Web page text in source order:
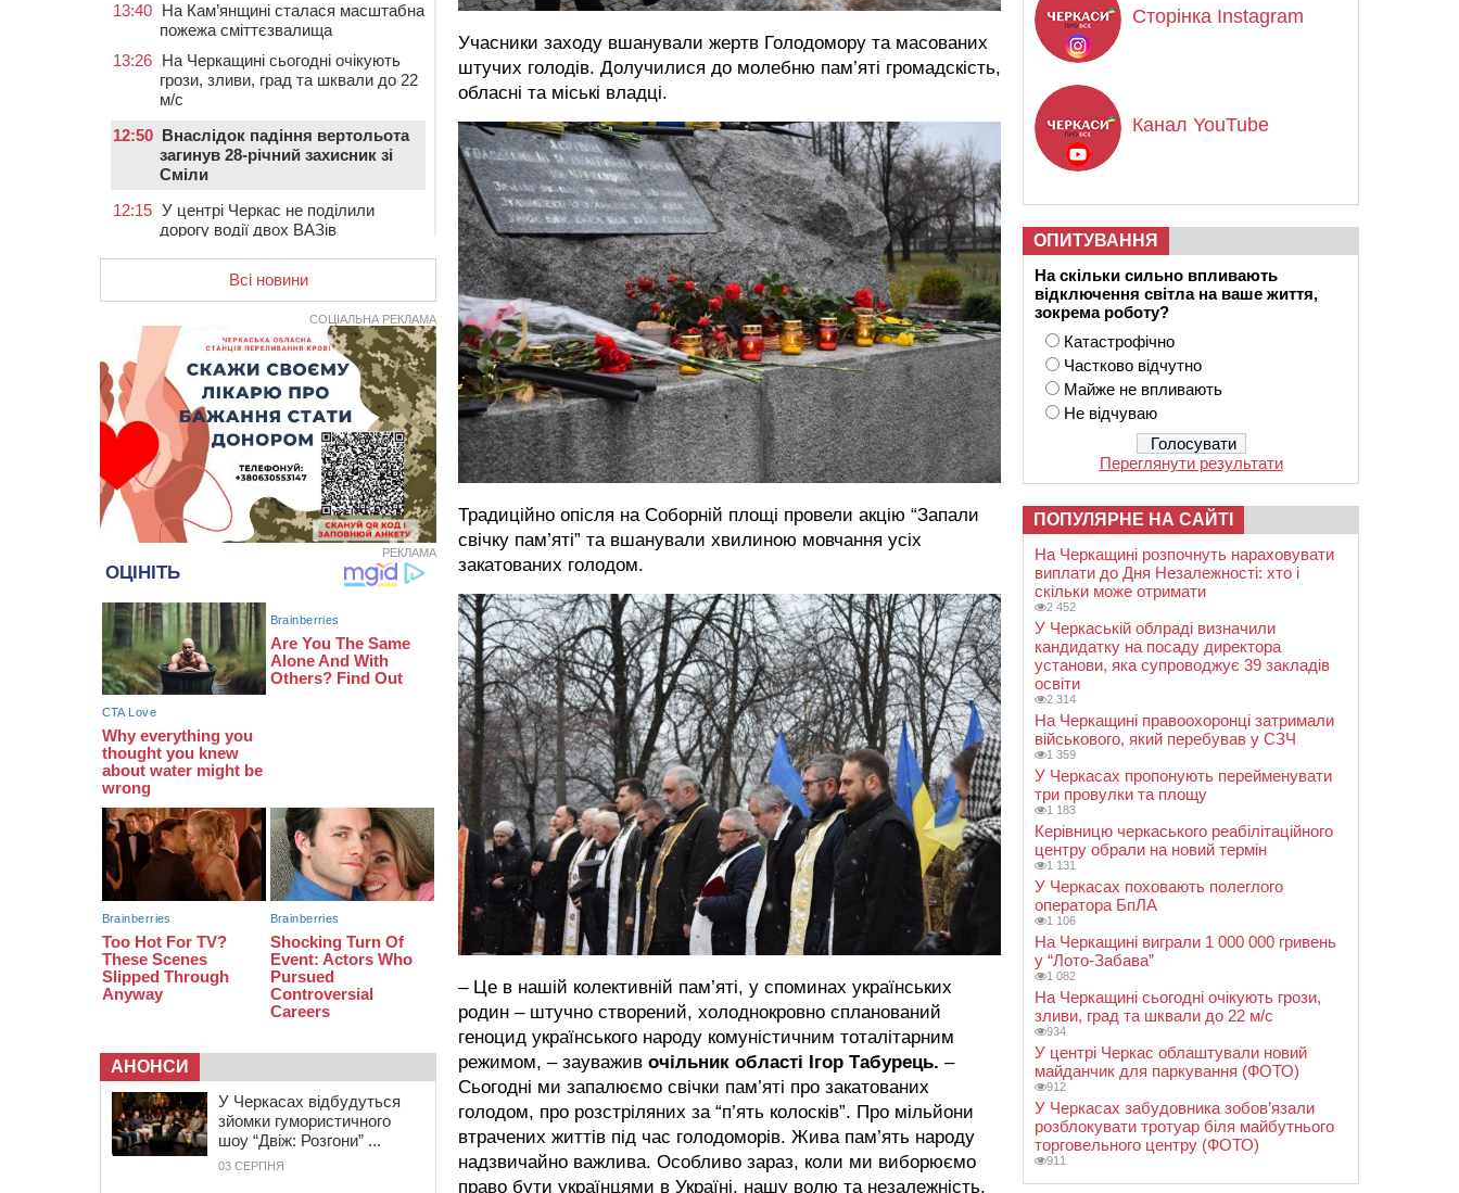
Учасники заходу вшанували жертв Голодомору та масованих
штучих голодів. Долучилися до молебню пам’яті громадскість,
обласні та міські владці.
Традиційно опісля на Соборній площі провели акцію “Запали
свічку пам’яті” та вшанували хвилиною мовчання усіх
закатованих голодом.
– Це в нашій колективній пам’яті, у споминах українських
родин – штучно створений, холоднокровно спланований
геноцид українського народу комуністичним тоталітарним
режимом, – зауважив очільник області Ігор Табурець. –
Сьогодні ми запалюємо свічки пам’яті про закатованих
голодом, про розстріляних за “п’ять колосків”. Про мільйони
втрачених життів під час голодоморів. Жива пам’ять народу
надзвичайно важлива. Особливо зараз, коли ми виборюємо
право бути українцями в Україні, нашу волю та незалежність.
13:40 На Кам’янщині сталася масштабна
пожежа сміттєзвалища
13:26 На Черкащині сьогодні очікують
грози, зливи, град та шквали до 22
м/с
12:50 Внаслідок падіння вертольота
загинув 28-річний захисник зі
Сміли
12:15 У центрі Черкас не поділили
дорогу водії двох ВАЗів
11:29 У Черкасах до середини серпня
обмежать рух транспорту на трьох
вулицях
10:54 На Черкащині кількість укриттів
збільшилась уп’ятеро з початку
повномасштабної війни
10:15
У Черкасах водій Audi Q5
спричинив аварію, не пропустивши
інший кросовер
09:42 “Черкасиводоканал” пропонує
підвищити тарифи на воду та
водовідведення з 2027 року
09:08 Встановити гойдалки, карусель і
закупити іграшки: у Черкасах
просять покращити умови в
дитсадку
08:22 “На щиті” у Чорнобаївську
громаду повертається полеглий
біля Кліщіївки воїн
07:30
земельного податку сплатили на
Черкащині
06 СЕРПНЯ 2026, ЧЕТВЕР
21:13 Вісім медалей, з яких чотири
золоті: черкаські спортсмени
тріумфували на чемпіонаті України
Всі новини
СОЦІАЛЬНА РЕКЛАМА
РЕКЛАМА
АНОНСИ
У Черкасах відбудуться
зйомки гумористичного
шоу “Двіж: Розгони” ...
03 СЕРПНЯ
Сторінка Instagram
Канал YouTube
ОПИТУВАННЯ
На скільки сильно впливають
відключення світла на ваше життя,
зокрема роботу?
Катастрофічно
Частково відчутно
Майже не впливають
Не відчуваю
Переглянути результати
ПОПУЛЯРНЕ НА САЙТІ
На Черкащині розпочнуть нараховувати
виплати до Дня Незалежності: хто і
скільки може отримати
2 452
У Черкаській облраді визначили
кандидатку на посаду директора
установи, яка супроводжує 39 закладів
освіти
2 314
На Черкащині правоохоронці затримали
військового, який перебував у СЗЧ
1 359
У Черкасах пропонують перейменувати
три провулки та площу
1 183
Керівницю черкаського реабілітаційного
центру обрали на новий термін
1 131
У Черкасах поховають полеглого
оператора БпЛА
1 106
На Черкащині виграли 1 000 000 гривень
у “Лото-Забава”
1 082
На Черкащині сьогодні очікують грози,
зливи, град та шквали до 22 м/с
934
У центрі Черкас облаштували новий
майданчик для паркування (ФОТО)
912
У Черкасах забудовника зобов’язали
розблокувати тротуар біля майбутнього
торговельного центру (ФОТО)
911